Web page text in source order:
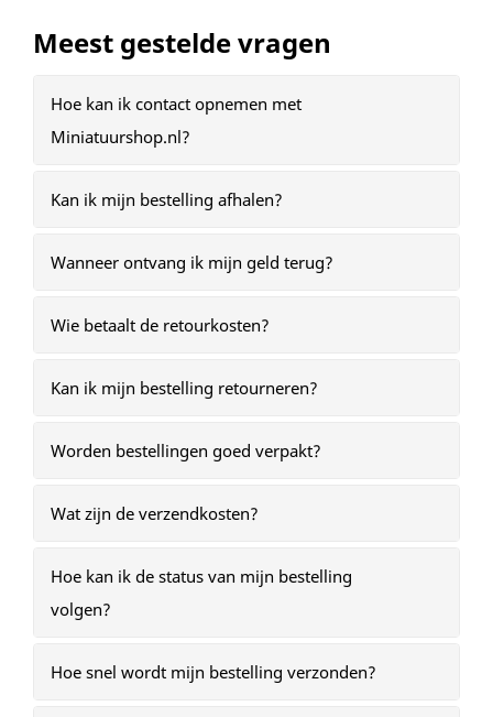
Meest gestelde vragen
Hoe kan ik contact opnemen met
Miniatuurshop.nl?
Kan ik mijn bestelling afhalen?
Wanneer ontvang ik mijn geld terug?
Wie betaalt de retourkosten?
Kan ik mijn bestelling retourneren?
Worden bestellingen goed verpakt?
Wat zijn de verzendkosten?
Hoe kan ik de status van mijn bestelling
volgen?
Hoe snel wordt mijn bestelling verzonden?